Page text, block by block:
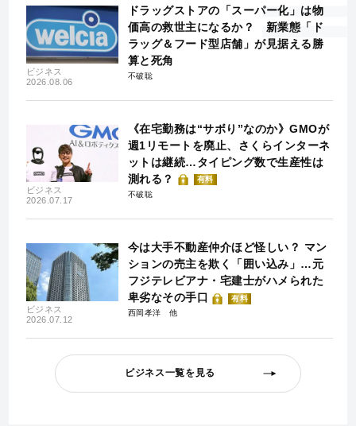
ビジネス
2026.08.06
ドラッグストアの「スーパー化」は物
価高の救世主になるか？ 新業態「ド
ラッグ＆フード型店舗」が見据える勝
算と死角
不破聡
ビジネス
2026.07.17
《在宅勤務は“サボり”なのか》GMOが
週1リモートを廃止、さくらインターネ
ットは継続…タイピング数で生産性は
測れる？
有料
不破聡
ビジネス
2026.07.12
今は大手不動産仲介ほど怪しい？ マン
ションの売主を欺く「囲い込み」…元
フジテレビアナ・宅建士がハメられた
卑劣なその手口
有料
西岡孝洋
ビジネス一覧を見る